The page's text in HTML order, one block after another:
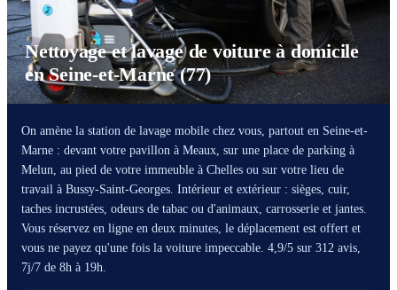
Nettoyage et lavage de voiture à domicile
en Seine-et-Marne (77)
On amène la station de lavage mobile chez vous, partout en Seine-et-
Marne : devant votre pavillon à Meaux, sur une place de parking à
Melun, au pied de votre immeuble à Chelles ou sur votre lieu de
travail à Bussy-Saint-Georges. Intérieur et extérieur : sièges, cuir,
taches incrustées, odeurs de tabac ou d'animaux, carrosserie et jantes.
Vous réservez en ligne en deux minutes, le déplacement est offert et
vous ne payez qu'une fois la voiture impeccable. 4,9/5 sur 312 avis,
7j/7 de 8h à 19h.